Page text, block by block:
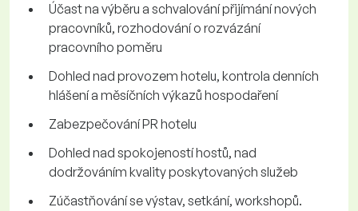
Účast na výběru a schvalování přijímání nových
pracovníků, rozhodování o rozvázání
pracovního poměru
Dohled nad provozem hotelu, kontrola denních
hlášení a měsíčních výkazů hospodaření
Zabezpečování PR hotelu
Dohled nad spokojeností hostů, nad
dodržováním kvality poskytovaných služeb
Zúčastňování se výstav, setkání, workshopů.